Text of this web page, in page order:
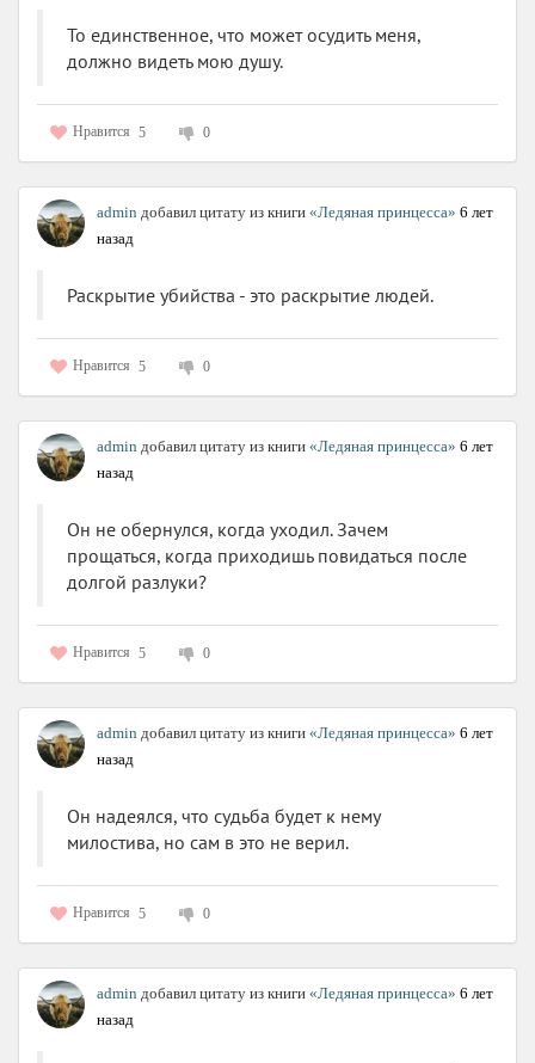
То единственное, что может осудить меня,
должно видеть мою душу.
Нравится 5 0
admin добавил цитату из книги «Ледяная принцесса» 6 лет
назад
Раскрытие убийства - это раскрытие людей.
Нравится 5 0
admin добавил цитату из книги «Ледяная принцесса» 6 лет
назад
Он не обернулся, когда уходил. Зачем
прощаться, когда приходишь повидаться после
долгой разлуки?
Нравится 5 0
admin добавил цитату из книги «Ледяная принцесса» 6 лет
назад
Он надеялся, что судьба будет к нему
милостива, но сам в это не верил.
Нравится 5 0
admin добавил цитату из книги «Ледяная принцесса» 6 лет
назад